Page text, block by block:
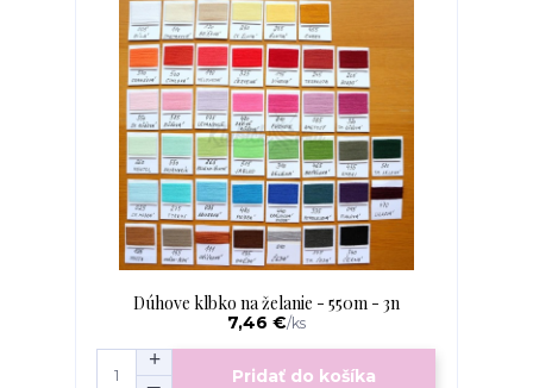
Dúhove klbko na želanie - 550m - 3n
7,46 €/ks
Pridať do košíka